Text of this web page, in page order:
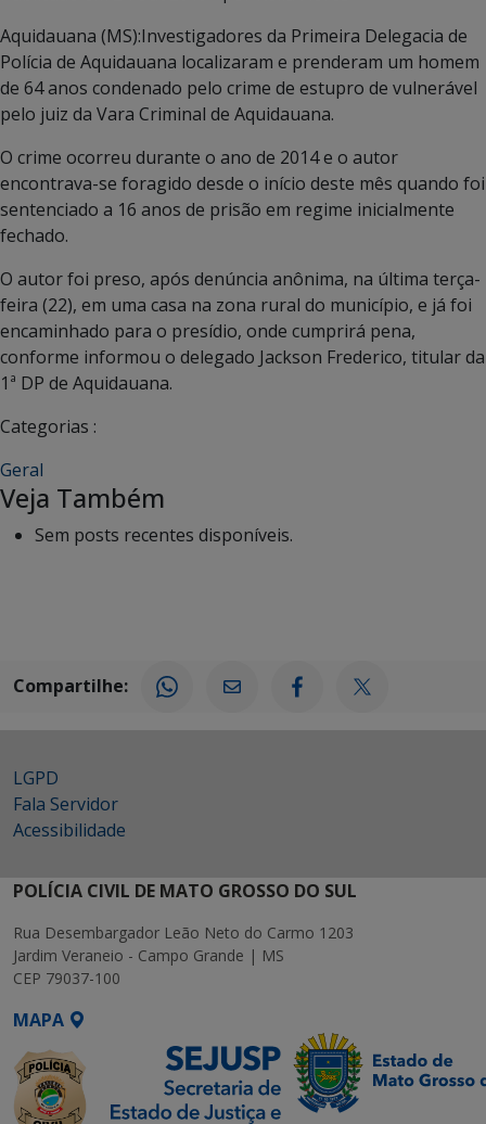
Aquidauana (MS):Investigadores da Primeira Delegacia de
Polícia de Aquidauana localizaram e prenderam um homem
de 64 anos condenado pelo crime de estupro de vulnerável
pelo juiz da Vara Criminal de Aquidauana.
O crime ocorreu durante o ano de 2014 e o autor
encontrava-se foragido desde o início deste mês quando foi
sentenciado a 16 anos de prisão em regime inicialmente
fechado.
O autor foi preso, após denúncia anônima, na última terça-
feira (22), em uma casa na zona rural do município, e já foi
encaminhado para o presídio, onde cumprirá pena,
conforme informou o delegado Jackson Frederico, titular da
1ª DP de Aquidauana.
Categorias :
Geral
Veja Também
Sem posts recentes disponíveis.
Compartilhe:
LGPD
Fala Servidor
Acessibilidade
POLÍCIA CIVIL DE MATO GROSSO DO SUL
Rua Desembargador Leão Neto do Carmo 1203
Jardim Veraneio - Campo Grande | MS
CEP 79037-100
MAPA